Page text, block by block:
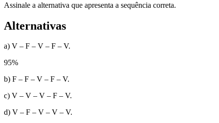
Assinale a alternativa que apresenta a sequência correta.
Alternativas
a) V – F – V – F – V.
95%
b) F – F – V – F – V.
c) V – V – V – F – V.
d) V – F – V – V – V.